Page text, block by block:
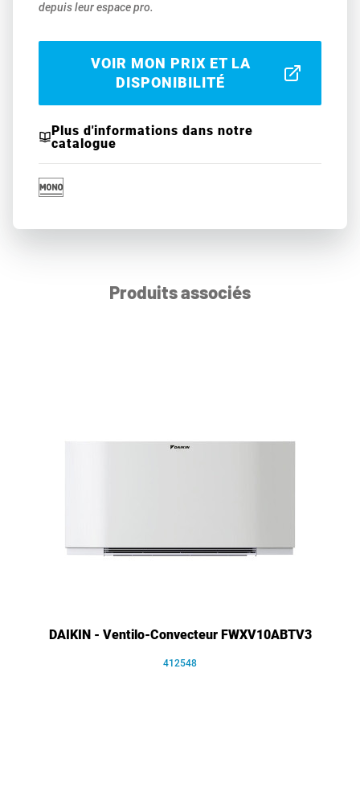
depuis leur espace pro.
VOIR MON PRIX ET LA
DISPONIBILITÉ
Plus d'informations dans notre
catalogue
Produits associés
DAIKIN - Ventilo-Convecteur FWXV10ABTV3
412548